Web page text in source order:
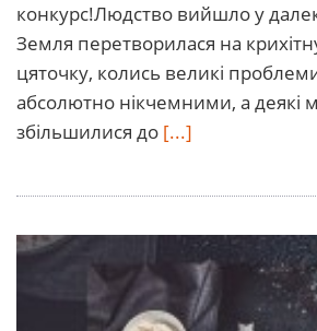
конкурс!Людство вийшло у
Земля перетворилася на
цяточку, колись великі
абсолютно нікчемними, а деякі
збільшилися до [...]